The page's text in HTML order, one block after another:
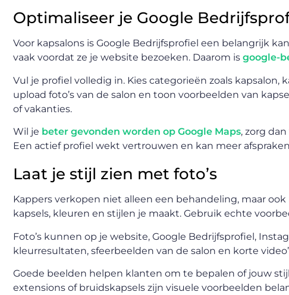
Optimaliseer je Google
Voor kapsalons is Google Bedrijfsprofiel een belangrijk
vaak voordat ze je website bezoeken. Daarom is google-
Vul je profiel volledig in. Kies categorieën zoals
upload foto’s van de salon en toon voorbeelden van
of vakanties.
Wil je beter gevonden worden op Google Maps, zorg
Een actief profiel wekt vertrouwen en kan meer
Laat je stijl zien met foto’s
Kappers verkopen niet alleen een behandeling, maar
kapsels, kleuren en stijlen je maakt. Gebruik echte
Foto’s kunnen op je website, Google Bedrijfsprofiel,
kleurresultaten, sfeerbeelden van de salon en korte
Goede beelden helpen klanten om te bepalen of jouw
extensions of bruidskapsels zijn visuele voorbeelden